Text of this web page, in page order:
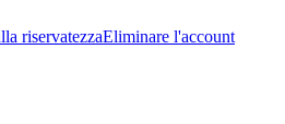
riservatezzaEliminare l'account